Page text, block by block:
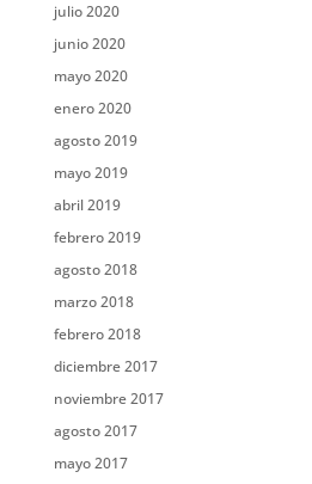
julio 2020
junio 2020
mayo 2020
enero 2020
agosto 2019
mayo 2019
abril 2019
febrero 2019
agosto 2018
marzo 2018
febrero 2018
diciembre 2017
noviembre 2017
agosto 2017
mayo 2017